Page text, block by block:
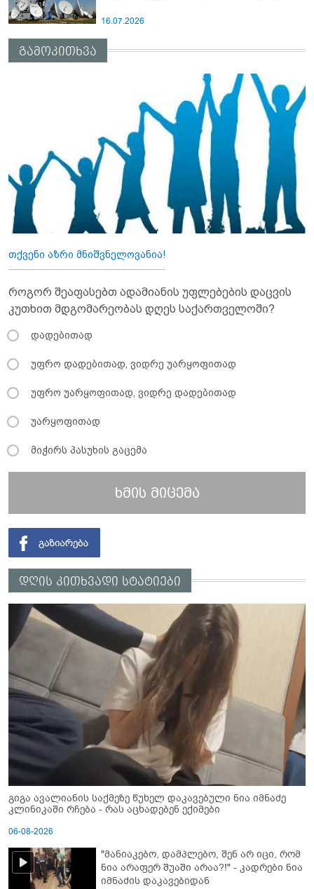
16.07.2026
გამოკითხვა
თქვენი აზრი მნიშვნელოვანია!
როგორ შეაფასებთ ადამიანის უფლებების დაცვის
კუთხით მდგომარეობას დღეს საქართველოში?
დადებითად
უფრო დადებითად, ვიდრე უარყოფითად
უფრო უარყოფითად, ვიდრე დადებითად
უარყოფითად
მიჭირს პასუხის გაცემა
ხმის მიცემა
დღის კითხვადი სტატიები
გიგა ავალიანის საქმეზე წუხელ დაკავებული ნია იმნაძე
კლინიკაში რჩება - რას აცხადებენ ექიმები
06-08-2026
"მანიაკებო, დამპლებო, შენ არ იცი, რომ
ნია არაფერ შუაში არაა?!" - კადრები ნია
იმნაძის დაკავებიდან